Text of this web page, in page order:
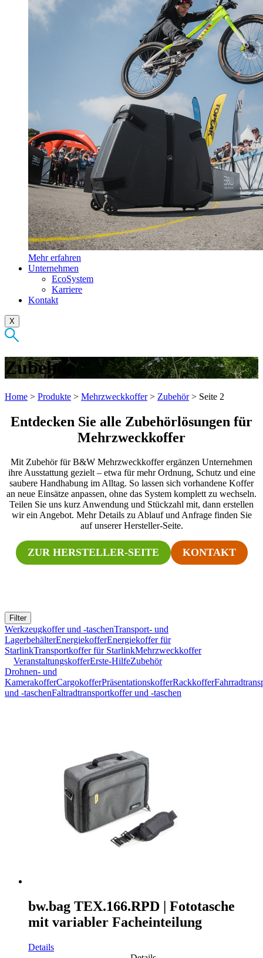
Mehr erfahren
Unternehmen
EcoSystem
Karriere
Kontakt
X
Zubehör
Home > Produkte > Mehrzweckkoffer> Zubehör> Seite 2
Entdecken Sie alle Zubehörlösungen für
Mehrzweckkoffer
Mit Zubehör für B&W Mehrzweckkoffer ergänzen Unternehmen
ihre Ausstattung gezielt – etwa für mehr Ordnung, Schutz und eine
saubere Handhabung im Alltag. So lassen sich vorhandene Koffer
an neue Einsätze anpassen, ohne das System komplett zu wechseln.
Teilen Sie uns kurz Anwendung und Stückzahl mit, dann erstellen
wir ein Angebot. Mehr Details zu Ablauf und Anfrage finden Sie
auf unserer Hersteller-Seite.
ZUR HERSTELLER-SEITE KONTAKT
Filter
Werkzeugkoffer und -taschenTransport- und
LagerbehälterEnergiekofferEnergiekoffer für
StarlinkTransportkoffer für StarlinkMehrzweckkoffer
VeranstaltungskofferErste-HilfeZubehör
Drohnen- und
KamerakofferCargokofferPräsentationskofferRackkoffer
und -taschenFaltradtransportkoffer und -taschen
bw.bag TEX.166.RPD | Fototasche
mit variabler Facheinteilung
Details